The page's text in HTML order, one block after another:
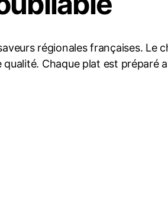
régionales françaises. Le
Chaque plat est préparé